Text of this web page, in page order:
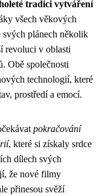
tradici vytváření
všech věkových
svých plánech několik
revoluci v oblasti
Obě společnosti
technologií, které
prostředí a emocí.
pokračování
, které si získaly srdce
dílech svých
že nové filmy
přinesou svěží